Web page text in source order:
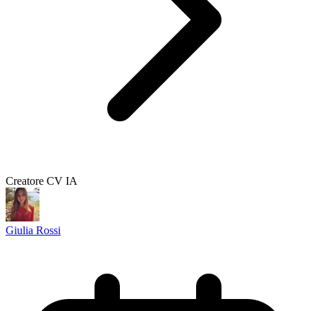
Creatore CV IA
Giulia Rossi